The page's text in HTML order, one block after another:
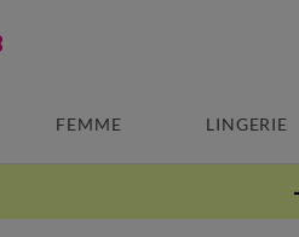
FEMME LINGERIE